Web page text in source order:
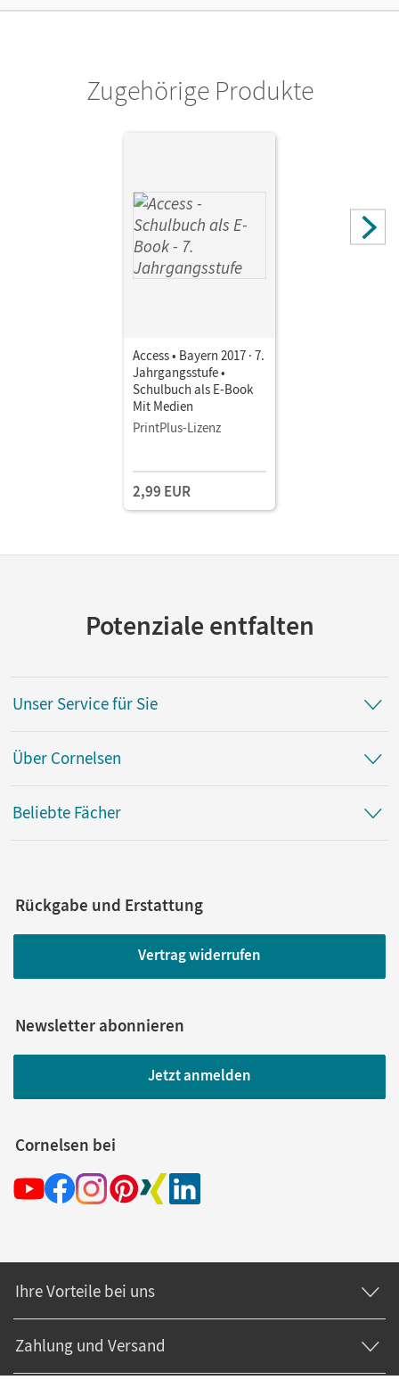
Seidl, Jennifer; Toal, Eleanor; Curran, Peadar; Grimes,
Zugehörige Produkte
Access • Bayern 2017 · 7.
Jahrgangsstufe •
Schulbuch als E-Book
Mit Medien
PrintPlus-Lizenz
2,99 EUR
Potenziale entfalten
Unser Service für Sie
Über Cornelsen
Beliebte Fächer
Rückgabe und Erstattung
Vertrag widerrufen
Newsletter abonnieren
Jetzt anmelden
Cornelsen bei
Ihre Vorteile bei uns
Zahlung und Versand